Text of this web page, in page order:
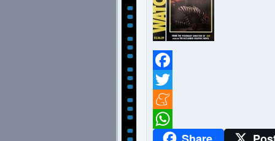
Facebook
Twitter
Meneame
WhatsApp